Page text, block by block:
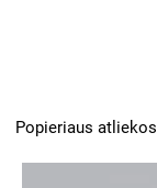
Popieriaus atliekos